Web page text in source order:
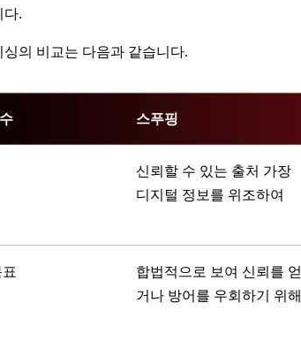
다.
의 비교는 다음과 같습니다.
스푸핑
신뢰할 수 있는 출처 가장
디지털 정보를 위조하여
합법적으로 보여 신뢰를 얻
거나 방어를 우회하기 위해